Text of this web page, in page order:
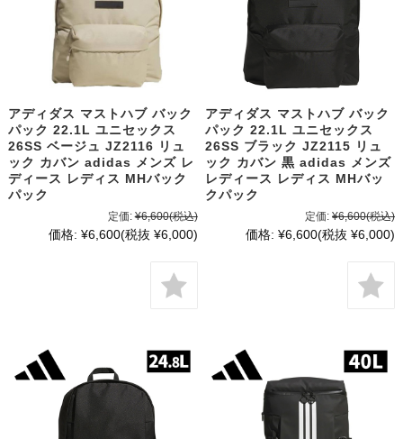
アディダス マストハブ バック
パック 22.1L ユニセックス
26SS ベージュ JZ2116 リュ
ック カバン adidas メンズ レ
ディース レディス MHバック
パック
定価: ¥6,600(税込)
価格: ¥6,600(税抜 ¥6,000)
アディダス マストハブ バック
パック 22.1L ユニセックス
26SS ブラック JZ2115 リュ
ック カバン 黒 adidas メンズ
レディース レディス MHバッ
クパック
定価: ¥6,600(税込)
価格: ¥6,600(税抜 ¥6,000)